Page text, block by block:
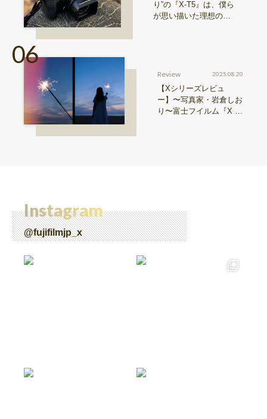
り”の『X-T5』は、僕ら
が思い描いた理想の写
Review 2025.08.20
【Xシリーズレビュ
ー】〜写真家・岩倉しお
り〜富士フイルム『X ha
Instagram
@fujifilmjp_x